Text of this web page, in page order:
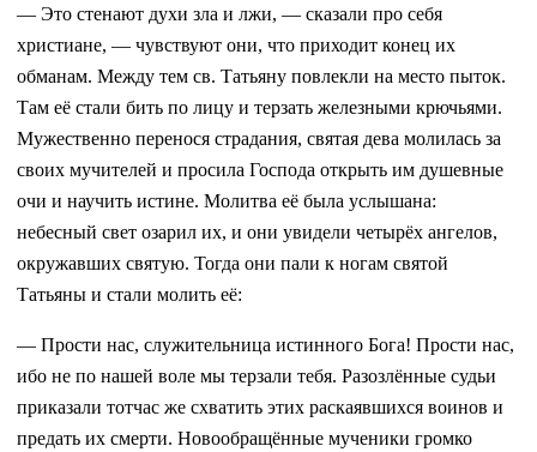
— Это стенают духи зла и лжи, — сказали про себя
христиане, — чувствуют они, что приходит конец их
обманам. Между тем св. Татьяну повлекли на место пыток.
Там её стали бить по лицу и терзать железными крючьями.
Мужественно перенося страдания, святая дева молилась за
своих мучителей и просила Господа открыть им душевные
очи и научить истине. Молитва её была услышана:
небесный свет озарил их, и они увидели четырёх ангелов,
окружавших святую. Тогда они пали к ногам святой
Татьяны и стали молить её:
— Прости нас, служительница истинного Бога! Прости нас,
ибо не по нашей воле мы терзали тебя. Разозлённые судьи
приказали тотчас же схватить этих раскаявшихся воинов и
предать их смерти. Новообращённые мученики громко